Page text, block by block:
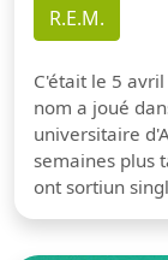
R.E.M.
C'était le 5
nom a joué
universitaire
semaines plus
ont sortiun